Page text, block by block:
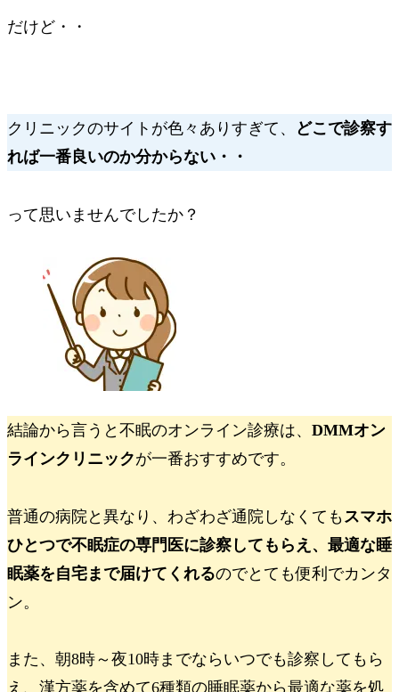
だけど・・
クリニックのサイトが色々ありすぎて、 どこで診察す
れば一番良いのか分からない・・
って思いませんでしたか？
結論から言うと 不眠のオンライン診療は、 DMMオン
ラインクリニックが一番おすすめです。
普通の病院と異なり、わざわざ通院しなくても スマホ
ひとつで不眠症の専門医に診察してもらえ、最適な睡
眠薬を自宅まで届けてくれるのでとても便利でカンタ
ン。
また、朝8時～夜10時までならいつでも診察してもら
え、 漢方薬を含めて6種類の睡眠薬から最適な薬を処